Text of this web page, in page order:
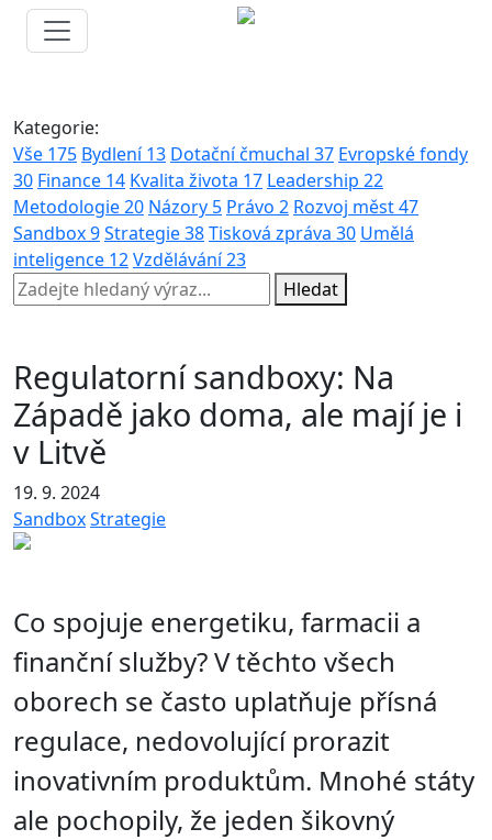
Kategorie:
Vše 175 Bydlení13 Dotační čmuchal 37 Evropské fondy
30 Finance 14 Kvalita života 17 Leadership 22
Metodologie20 Názory 5 Právo 2 Rozvoj měst47
Sandbox9Strategie38Tisková zpráva 30 Umělá
inteligence 12Vzdělávání23
Hledat
Regulatorní sandboxy: Na
Západě jako doma, ale mají je i
v Litvě
19. 9. 2024
SandboxStrategie
Co spojuje energetiku, farmacii a
finanční služby? V těchto všech
oborech se často uplatňuje přísná
regulace, nedovolující prorazit
inovativním produktům. Mnohé státy
ale pochopily, že jeden šikovný